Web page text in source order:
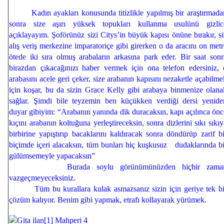
Kadın ayakları konusunda titizlikle yapılmış bir
sonra size aşırı yüksek topukları kullanma usulünü
açıklayayım. Şoförünüz sizi Citys’in büyük kapısı önüne bırakır,
alış veriş merkezine imparatoriçe gibi girerken o da aracını on
ötede iki sıra olmuş arabaların arkasına park eder. Bir saat
birazdan çıkacağınızı haber vermek için ona telefon edersiniz,
arabasını acele geri çeker, size arabanın kapısını nezaketle
için koşar, bu da sizin Grace Kelly gibi arabaya binmenize
sağlar. Şimdi bile teyzemin ben küçükken verdiği dersi
duyar gibiyim: “Arabanın yanında dik duracaksın, kapı açılınca
kıçını arabanın koltuğuna yerleştireceksin, sonra dizlerini sıkı
birbirine yapıştırıp bacaklarını kaldıracak sonra döndürüp zarif
biçimde içeri alacaksın, tüm bunları hiç kuşkusuz dudaklarında
gülümsemeyle yapacaksın”
Burada soylu görünümünüzden hiçbir
vazgeçmeyeceksiniz.
Tüm bu kurallara kulak asmazsanız sizin için geriye tek
çözüm kalıyor. Benim gibi yapmak, etrafı kollayarak yürümek.